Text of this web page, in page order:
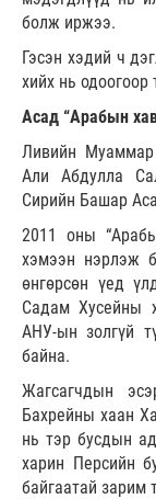
болж иржээ.
Гэсэн хэдий ч
хийх нь одоогоор
Асад “Арабын
Ливийн
Али Абдулла
Сирийн Башар
2011 оны
хэмээн нэрлэж
өнгөрсөн үед
Садам Хусейны
АНУ-ын золгүй
байна.
Жагсагчдын
Бахрейны хаан
нь тэр бусдын
харин Персийн
байгаатай зарим